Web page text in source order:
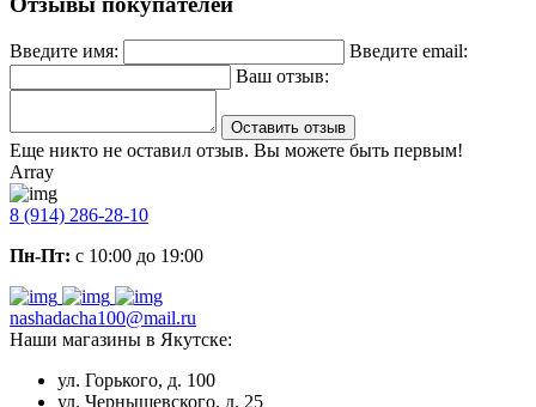
Введите имя:
Введите email:
Ваш отзыв:
Оставить отзыв
Еще никто не оставил отзыв. Вы можете быть первым!
Array
8 (914) 286-28-10
Пн-Пт: с 10:00 до 19:00
nashadacha100@mail.ru
Наши магазины в Якутске:
ул. Горького, д. 100
ул. Чернышевского, д. 25